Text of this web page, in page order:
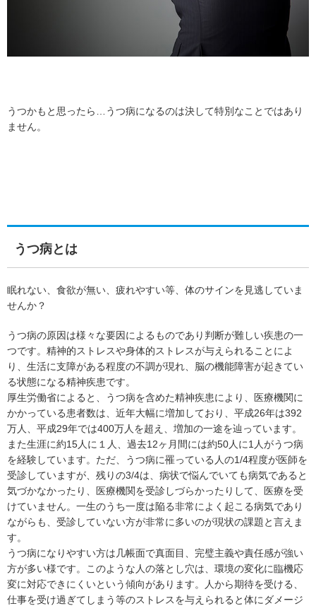
3. 本コラムに記載されている商品名やサービス名は、それぞ
れの提供元または権利者に帰属する商標または登録商標で
5. 本コラムに関する個別のお問合せには一切応じておりませ
んが事実と異なる誤った記載があった場合はご指摘のご連絡
うつかもと思ったら…うつ病になるのは決して特別なことではあり
ません。
うつ病とは
眠れない、食欲が無い、疲れやすい等、体のサインを見逃していま
せんか？
うつ病の原因は様々な要因によるものであり判断が難しい疾患の一
つです。精神的ストレスや身体的ストレスが与えられることによ
り、生活に支障がある程度の不調が現れ、脳の機能障害が起きてい
る状態になる精神疾患です。
厚生労働省によると、うつ病を含めた精神疾患により、医療機関に
かかっている患者数は、近年大幅に増加しており、平成26年は392
万人、平成29年では400万人を超え、増加の一途を辿っています。
また生涯に約15人に１人、過去12ヶ月間には約50人に1人がうつ病
を経験しています。ただ、うつ病に罹っている人の1/4程度が医師を
受診していますが、残りの3/4は、病状で悩んでいても病気であると
気づかなかったり、医療機関を受診しづらかったりして、医療を受
けていません。一生のうち一度は陥る非常によく起こる病気であり
ながらも、受診していない方が非常に多いのが現状の課題と言えま
す。
うつ病になりやすい方は几帳面で真面目、完璧主義や責任感が強い
方が多い様です。このような人の落とし穴は、環境の変化に臨機応
変に対応できにくいという傾向があります。人から期待を受ける、
仕事を受け過ぎてしまう等のストレスを与えられると体にダメージ